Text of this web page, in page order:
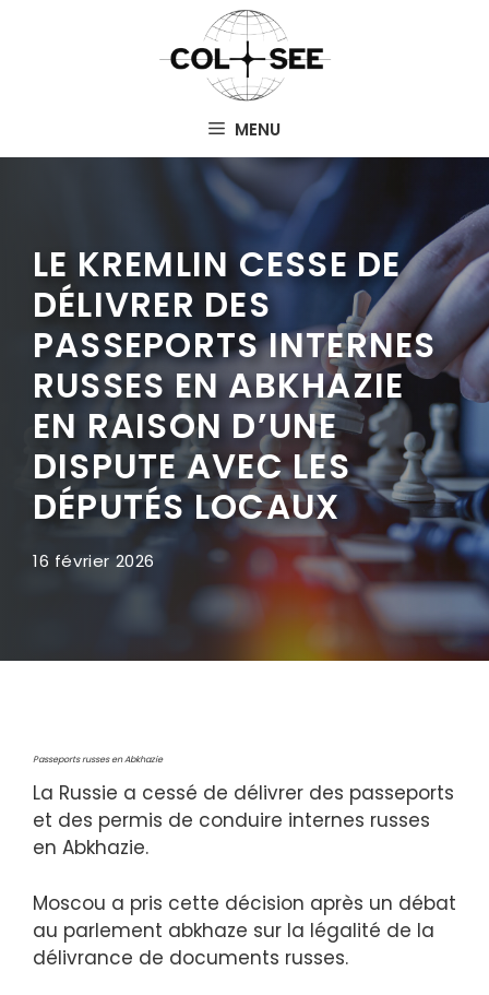
MENU
LE KREMLIN CESSE DE
DÉLIVRER DES
PASSEPORTS INTERNES
RUSSES EN ABKHAZIE
EN RAISON D’UNE
DISPUTE AVEC LES
DÉPUTÉS LOCAUX
16 février 2026
Passeports russes en Abkhazie
La Russie a cessé de délivrer des passeports
et des permis de conduire internes russes
en Abkhazie.
Moscou a pris cette décision après un débat
au parlement abkhaze sur la légalité de la
délivrance de documents russes.